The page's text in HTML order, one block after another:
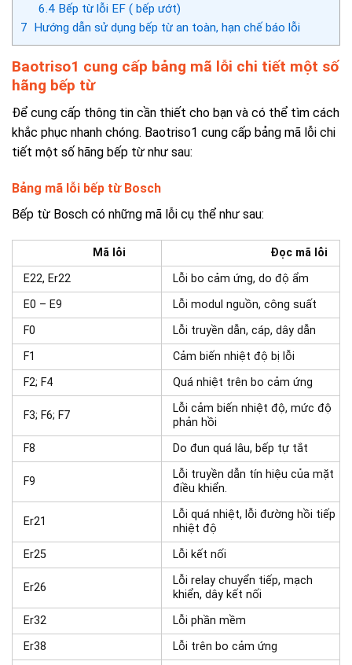
6.4Bếp từ lỗi EF ( bếp ướt)
7 Hướng dẫn sử dụng bếp từ an toàn, hạn chế báo lỗi
Baotriso1 cung cấp bảng mã lỗi chi tiết một số
hãng bếp từ
Để cung cấp thông tin cần thiết cho bạn và có thể tìm cách
khắc phục nhanh chóng. Baotriso1 cung cấp bảng mã lỗi chi
tiết một số hãng bếp từ như sau:
Bảng mã lỗi bếp từ Bosch
Bếp từ Bosch có những mã lỗi cụ thể như sau:
Mã lỗi
Đọc mã lỗi
E22, Er22
Lỗi bo cảm ứng, do độ ẩm
E0 – E9
Lỗi modul nguồn, công suất
F0
Lỗi truyền dẫn, cáp, dây dẫn
F1
Cảm biến nhiệt độ bị lỗi
F2; F4
Quá nhiệt trên bo cảm ứng
F3; F6; F7
Lỗi cảm biến nhiệt độ, mức độ
phản hồi
F8
Do đun quá lâu, bếp tự tắt
F9
Lỗi truyền dẫn tín hiệu của mặt
điều khiển.
Er21
Lỗi quá nhiệt, lỗi đường hồi tiếp
nhiệt độ
Er25
Lỗi kết nối
Er26
Lỗi relay chuyển tiếp, mạch
khiển, dây kết nối
Er32
Lỗi phần mềm
Er38
Lỗi trên bo cảm ứng